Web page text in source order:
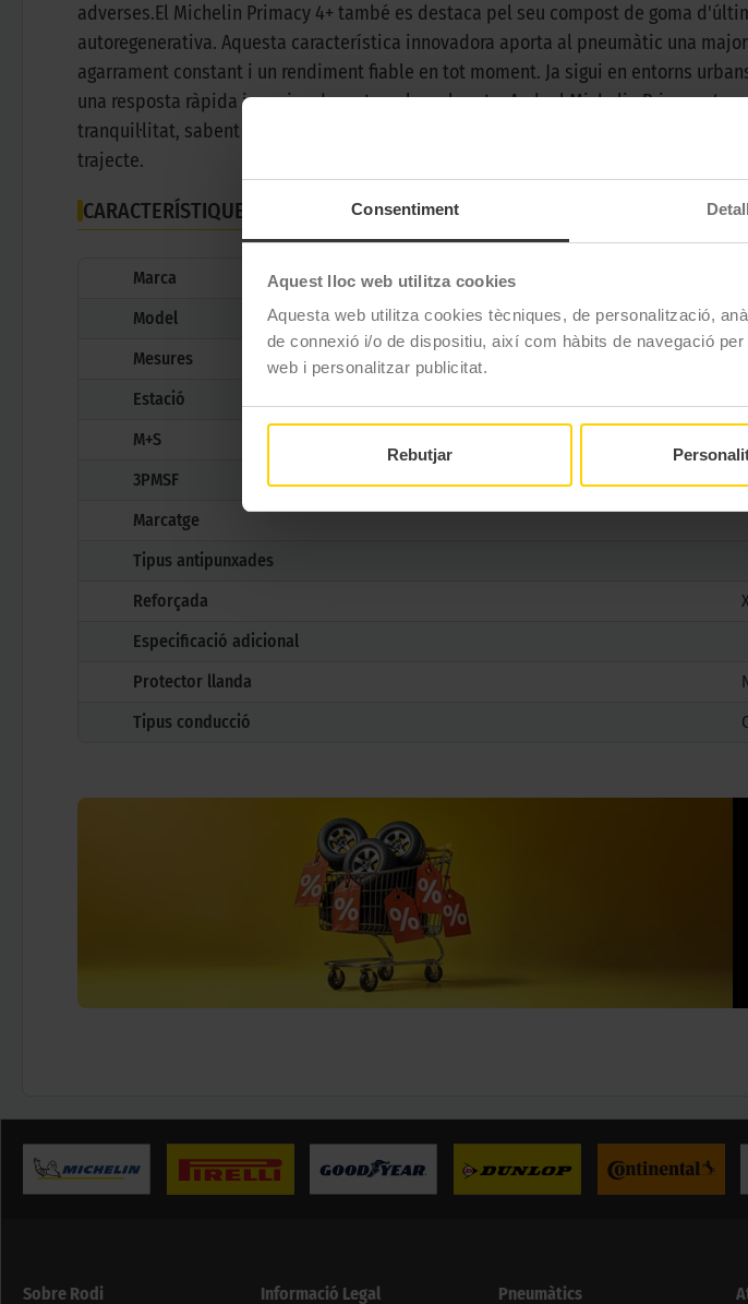
Consentiment
Aquest lloc web utilitza cookies
Aquesta web utilitza cookies tècniques, de personalització,
de connexió i/o de dispositiu, així com hàbits de navegació
web i personalitzar publicitat.
Rebutjar
adverses.El Michelin Primacy 4+ també es destaca pel seu compost de goma
autoregenerativa. Aquesta característica innovadora aporta al pneumàtic una
agarrament constant i un rendiment fiable en tot moment. Ja sigui en entorns
una resposta ràpida i precisa davant qualsevol repte. Amb el Michelin Primacy
tranquil·litat, sabent que estan equipats amb un dels pneumàtics més avançats i
trajecte.
CARACTERÍSTIQUES TÈCNIQUES
Marca
Model
Mesures
Estació
M+S
3PMSF
Marcatge
Tipus antipunxades
Reforçada
Especificació adicional
Protector llanda
Tipus conducció
Sobre Rodi Informació Legal Pneumàtics